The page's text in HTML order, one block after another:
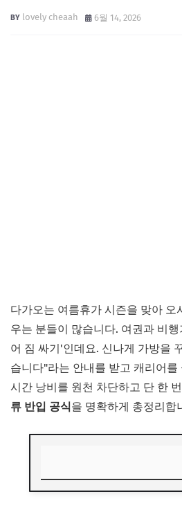
lovely cheaah 6월 14, 2026
다가오는 여름휴가 시즌을 맞아
우는 분들이 많습니다. 여권과 비
어 짐 싸기'인데요. 신나게 가방을
습니다"라는 안내를 받고 캐리어를
시간 낭비를 원천 차단하고 단 한
류 반입 공식을 명확하게 총정리합